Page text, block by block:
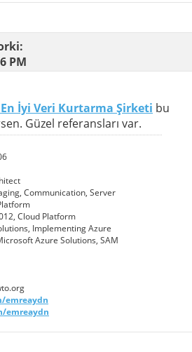
PM
İyi Veri Kurtarma Şirketi bu
Güzel referansları var.
Communication, Server
Cloud Platform
Implementing Azure
Azure Solutions, SAM
emreaydn
emreaydn